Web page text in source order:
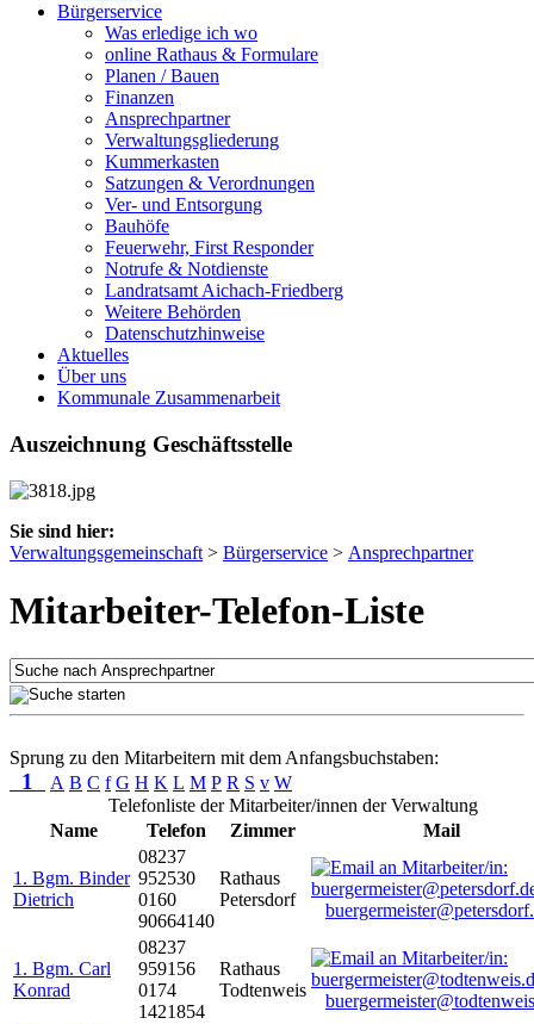
Bürgerservice
Was erledige ich wo
online Rathaus & Formulare
Planen / Bauen
Finanzen
Ansprechpartner
Verwaltungsgliederung
Kummerkasten
Satzungen & Verordnungen
Ver- und Entsorgung
Bauhöfe
Feuerwehr, First Responder
Notrufe & Notdienste
Landratsamt Aichach-Friedberg
Weitere Behörden
Datenschutzhinweise
Aktuelles
Über uns
Kommunale Zusammenarbeit
Auszeichnung Geschäftsstelle
Sie sind hier:
Verwaltungsgemeinschaft > Bürgerservice > Ansprechpartner
Mitarbeiter-Telefon-Liste
Sprung zu den Mitarbeitern mit dem Anfangsbuchstaben:
1 A B C f G H K L M P R S v W
Telefonliste der Mitarbeiter/innen der Verwaltung
Name
Telefon Zimmer Mail
1. Bgm. Binder
Dietrich
08237
952530
0160
90664140
Rathaus
Petersdorf
1. Bgm. Carl
Konrad
08237
959156
0174
1421854
Rathaus
Todtenweis